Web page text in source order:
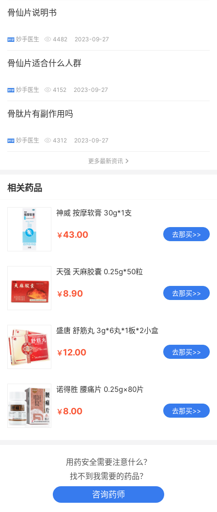
骨仙片说明书
妙手医生 4482 2023-09-27
骨仙片适合什么人群
妙手医生 4152 2023-09-27
骨肽片有副作用吗
妙手医生 4312 2023-09-27
更多最新资讯
相关药品
神威 按摩软膏 30g*1支
￥43.00 去那买>>
天强 天麻胶囊 0.25g*50粒
￥8.90 去那买>>
盛唐 舒筋丸 3g*6丸*1板*2小盒
￥12.00 去那买>>
诺得胜 腰痛片 0.25g×80片
￥8.00 去那买>>
用药安全需要注意什么？
找不到我需要的药品？
咨询药师